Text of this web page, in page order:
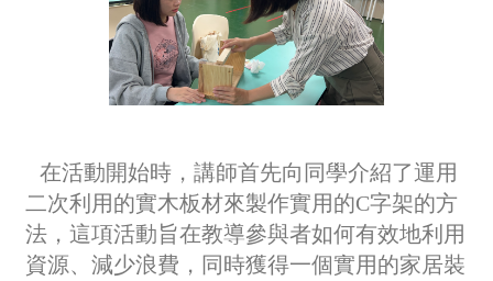
在活動開始時，講師首先向同學介紹了運用
二次利用的實木板材來製作實用的C字架的方
法，這項活動旨在教導參與者如何有效地利用
資源、減少浪費，同時獲得一個實用的家居裝